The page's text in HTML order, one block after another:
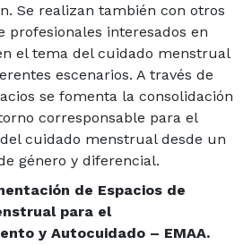
Se realizan también con otros
profesionales interesados en
el tema del cuidado menstrual
escenarios. A través de
se fomenta la consolidación
corresponsable para el
cuidado menstrual desde un
género y diferencial.
de Espacios de
para el
y Autocuidado – EMAA.